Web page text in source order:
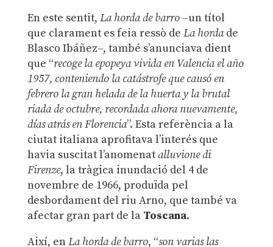
En este sentit, La horda de barro–un títol
que clarament es feia ressò de La hordade
Blasco Ibáñez–, també s’anunciava dient
que “recoge la epopeya vivida en Valencia el año
1957, conteniendo la catástrofe que causó en
febrero la gran helada de la huerta y la brutal
riada de octubre, recordada ahora nuevamente,
días atrás en Florencia”. Esta referència a la
ciutat italiana aprofitava l’interés que
havia suscitat l’anomenatalluvione di
Firenze, la tràgica inundació del 4 de
novembre de 1966, produïda pel
desbordament del riu Arno, que també va
afectar gran part de la Toscana.
Així, enLa horda de barro, “son varias las